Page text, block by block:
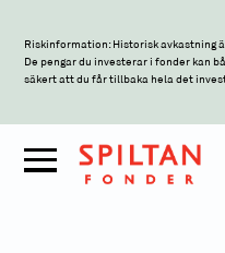
Riskinformation: Historisk avkastning
De pengar du investerar i fonder kan
säkert att du får tillbaka hela det